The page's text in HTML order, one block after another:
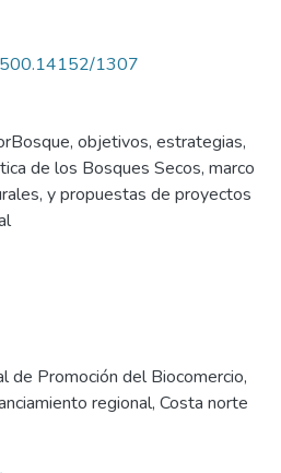
1307
objetivos, estrategias,
de los Bosques Secos, marco
y propuestas de proyectos
de Promoción del Biocomercio,
regional, Costa norte